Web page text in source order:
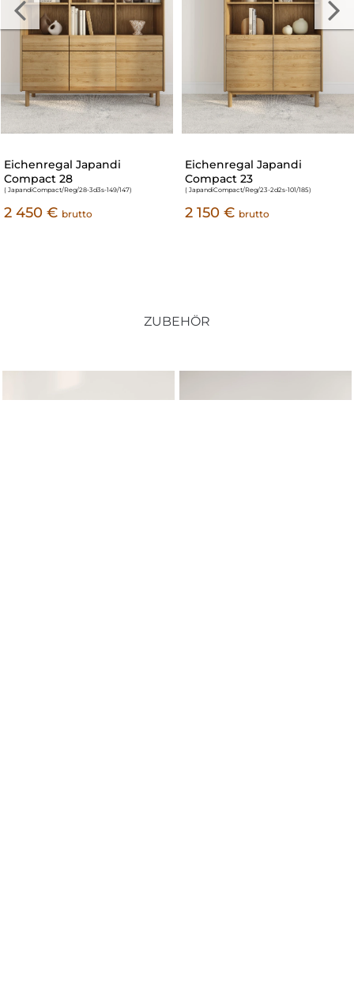
Eichenregal Japandi
Compact 28
( JapandiCompact/Reg/28-3d3s-149/147)
2 450 € brutto
Eichenregal Japandi
Compact 23
( JapandiCompact/Reg/23-2d2s-101/185)
2 150 € brutto
ZUBEHÖR